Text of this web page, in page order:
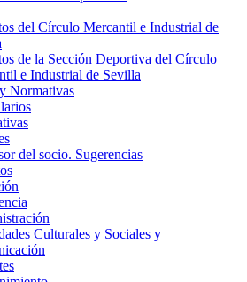
del Círculo Mercantil e Industrial de
de la Sección Deportiva del Círculo
e Industrial de Sevilla
Normativas
del socio. Sugerencias
Culturales y Sociales y